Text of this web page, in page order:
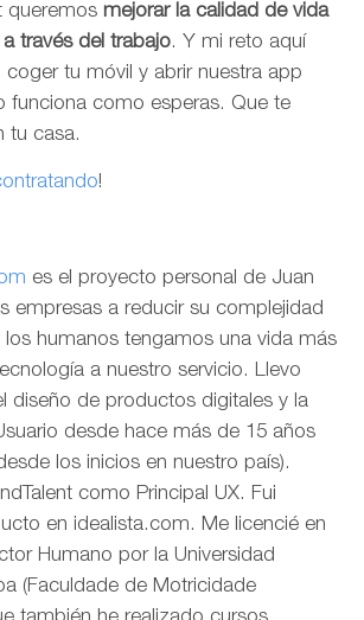
queremos mejorar la calidad de vida
a través del trabajo. Y mi reto aquí
coger tu móvil y abrir nuestra app
funciona como esperas. Que te
tu casa.
!
es el proyecto personal de Juan
empresas a reducir su complejidad
los humanos tengamos una vida más
a nuestro servicio. Llevo
diseño de productos digitales y la
desde hace más de 15 años
los inicios en nuestro país).
como Principal UX. Fui
en idealista.com. Me licencié en
Humano por la Universidad
(Faculdade de Motricidade